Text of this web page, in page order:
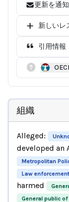
更新を通
新しいレ
引用情報
組織
Alleged:
developed an
Metropolitan
Law enforcement
harmed
General public